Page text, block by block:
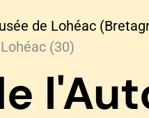
de Lohéac
(30)